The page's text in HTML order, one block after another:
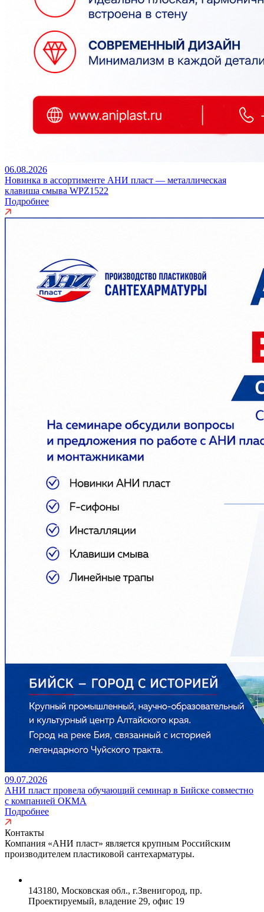
06.08.2026
Новинка в ассортименте АНИ пласт — металлическая
клавиша смыва WPZ1522
Подробнее
09.07.2026
АНИ пласт провела обучающий семинар в Бийске совместно
с компанией ОКМА
Подробнее
Контакты
Компания «АНИ пласт» является крупным Российским
производителем пластиковой сантехарматуры.
143180, Московская обл., г.Звенигород, пр.
Проектируемый, владение 29, офис 19